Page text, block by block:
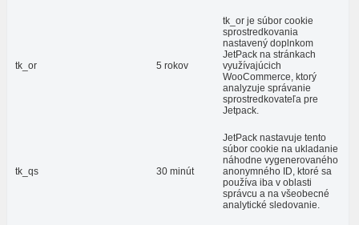
tk_or 5 rokov
tk_or je súbor cookie
sprostredkovania
nastavený doplnkom
JetPack na stránkach
využívajúcich
WooCommerce, ktorý
analyzuje správanie
sprostredkovateľa pre
Jetpack.
tk_qs 30 minút
JetPack nastavuje tento
súbor cookie na ukladanie
náhodne vygenerovaného
anonymného ID, ktoré sa
používa iba v oblasti
správcu a na všeobecné
analytické sledovanie.